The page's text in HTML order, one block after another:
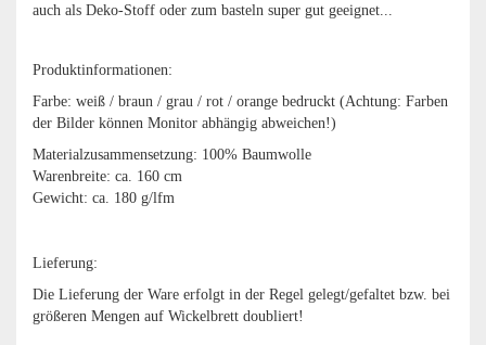
auch als Deko-Stoff oder zum basteln super gut geeignet...
Produktinformationen:
Farbe: weiß / braun / grau / rot / orange bedruckt (Achtung: Farben
der Bilder können Monitor abhängig abweichen!)
Materialzusammensetzung: 100% Baumwolle
Warenbreite: ca. 160 cm
Gewicht: ca. 180 g/lfm
Lieferung:
Die Lieferung der Ware erfolgt in der Regel gelegt/gefaltet bzw. bei
größeren Mengen auf Wickelbrett doubliert!